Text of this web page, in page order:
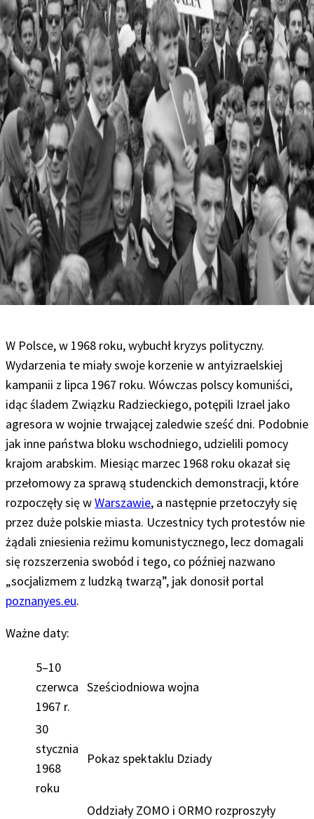
W Polsce, w 1968 roku, wybuchł kryzys polityczny.
Wydarzenia te miały swoje korzenie w antyizraelskiej
kampanii z lipca 1967 roku. Wówczas polscy komuniści,
idąc śladem Związku Radzieckiego, potępili Izrael jako
agresora w wojnie trwającej zaledwie sześć dni. Podobnie
jak inne państwa bloku wschodniego, udzielili pomocy
krajom arabskim. Miesiąc marzec 1968 roku okazał się
przełomowy za sprawą studenckich demonstracji, które
rozpoczęły się wWarszawie, a następnie przetoczyły się
przez duże polskie miasta. Uczestnicy tych protestów nie
żądali zniesienia reżimu komunistycznego, lecz domagali
się rozszerzenia swobód i tego, co później nazwano
„socjalizmem z ludzką twarzą”, jak donosił portal
poznanyes.eu.
Ważne daty:
5–10
czerwca
1967 r.
Sześciodniowa wojna
30
stycznia
1968
roku
Pokaz spektaklu Dziady
Oddziały ZOMO i ORMO rozproszyły